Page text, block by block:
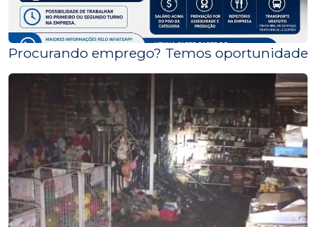
Procurando emprego? Temos oportunidades